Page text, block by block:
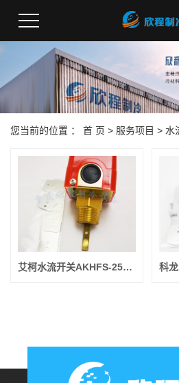
您当前的位置 ： 首 页 > 服务项目 > 水
艾柯水流开关AKHFS-25(N)把式流量计 常卖